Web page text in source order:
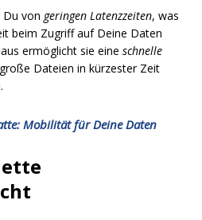
von geringen Latenzzeiten, was
beim Zugriff auf Deine Daten
ermöglicht sie eine schnelle
Dateien in kürzester Zeit
Mobilität für Deine Daten